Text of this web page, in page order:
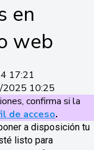
en
web
17:21
2025 10:25
confirma si la
de acceso.
a disposición tu
listo para